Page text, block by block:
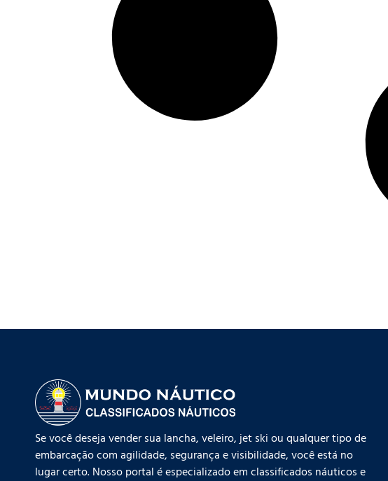
Se você deseja vender sua lancha, veleiro, jet ski ou qualquer tipo de
embarcação com agilidade, segurança e visibilidade, você está no
lugar certo. Nosso portal é especializado em classificados náuticos e